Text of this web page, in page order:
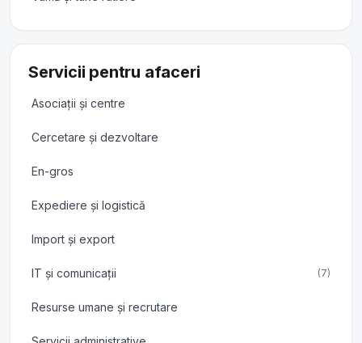
Servicii pentru afaceri
Asociații și centre
Cercetare și dezvoltare
En-gros
Expediere și logistică
Import și export
IT și comunicații (7)
Resurse umane și recrutare